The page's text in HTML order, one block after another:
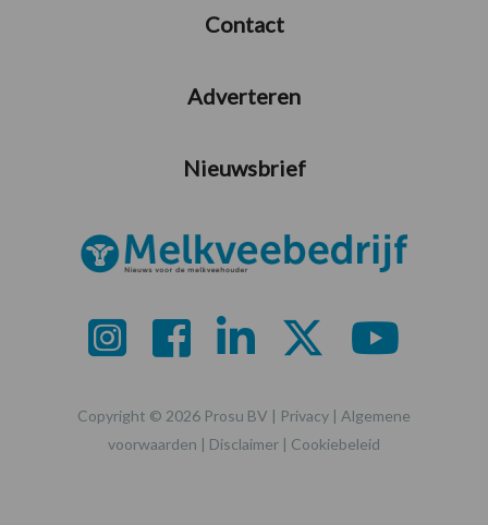
Contact
Adverteren
Nieuwsbrief
Copyright © 2026 Prosu BV | Privacy | Algemene
voorwaarden | Disclaimer | Cookiebeleid